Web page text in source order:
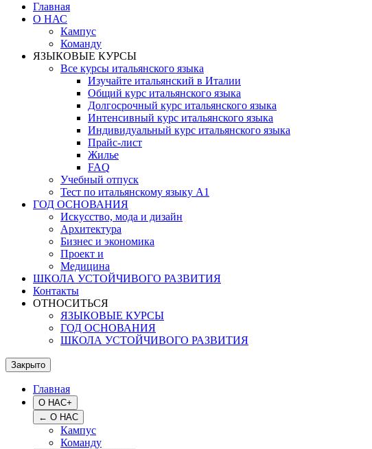
Главная
О НАС
Кампус
Команду
ЯЗЫКОВЫЕ КУРСЫ
Все курсы итальянского языка
Изучайте итальянский в Италии
Общий курс итальянского языка
Долгосрочный курс итальянского языка
Интенсивный курс итальянского языка
Индивидуальный курс итальянского языка
Прайс-лист
Жилье
FAQ
Учебный отпуск
Тест по итальянскому языку А1
ГОД ОСНОВАНИЯ
Искусство, мода и дизайн
Архитектура
Бизнес и экономика
Проект и
Медицина
ШКОЛА УСТОЙЧИВОГО РАЗВИТИЯ
Контакты
ОТНОСИТЬСЯ
ЯЗЫКОВЫЕ КУРСЫ
ГОД ОСНОВАНИЯ
ШКОЛА УСТОЙЧИВОГО РАЗВИТИЯ
Закрыто
Главная
О НАС+
← О НАС
Кампус
Команду